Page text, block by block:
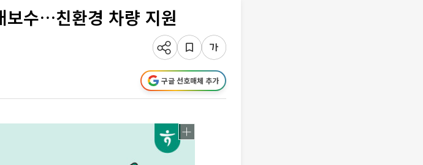
보수…친환경 차량 지원
구글 선호매체 추가